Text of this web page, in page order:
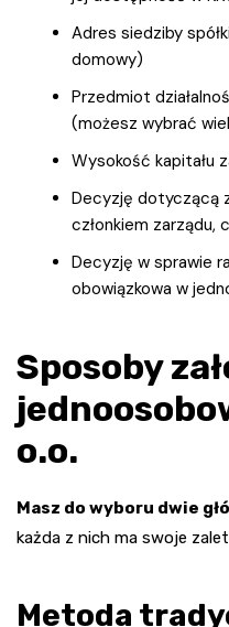
Adres siedziby
domowy)
Przedmiot
(możesz wybrać
Wysokość kapitału
Decyzję dotyczącą
członkiem zarządu,
Decyzję w sprawie
obowiązkowa w
Sposoby
o.o.
Masz do wyboru dwie
każda z nich ma swoje
Metoda